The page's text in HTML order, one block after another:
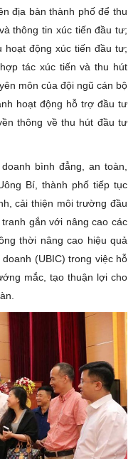
địa bàn thành phố để thu
thông tin xúc tiến đầu tư;
hoạt động xúc tiến đầu tư;
tác xúc tiến và thu hút
môn của đội ngũ cán bộ
hoạt động hỗ trợ đầu tư
thông về thu hút đầu tư
bình đẳng, an toàn,
Bí, thành phố tiếp tục
cải thiện môi trường đầu
gắn với nâng cao các
thời nâng cao hiệu quả
(UBIC) trong việc hỗ
mắc, tạo thuận lợi cho